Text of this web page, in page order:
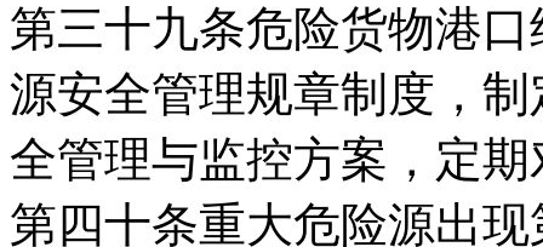
第三十九条危险货物港
源安全管理规章制度，
全管理与监控方案，定
第四十条重大危险源出